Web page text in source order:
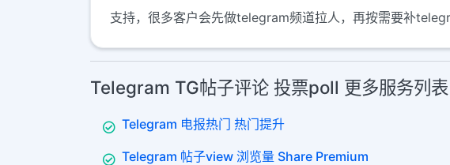
支持，很多客户会先做telegram频道拉人，再按需要补
Telegram TG帖子评论 投票poll 更多服务列表
Telegram 电报热门 热门提升
Telegram 帖子view 浏览量 Share Premium